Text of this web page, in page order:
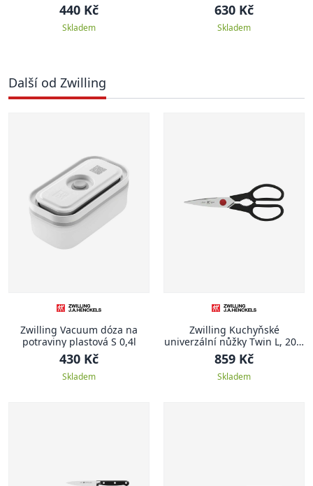
440 Kč
Skladem
630 Kč
Skladem
Další od Zwilling
Zwilling Vacuum dóza na
potraviny plastová S 0,4l
430 Kč
Skladem
Zwilling Kuchyňské
univerzální nůžky Twin L, 20.5
cm
859 Kč
Skladem